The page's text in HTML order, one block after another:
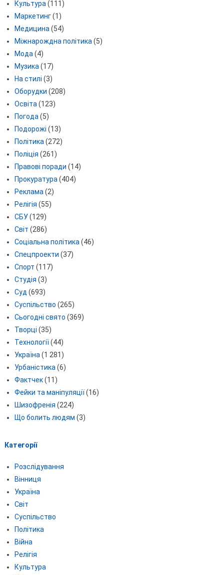
Культура (111)
Маркетинг(1)
Медицина (54)
Міжнарождна політика (5)
Мода (4)
Музика (17)
На стилі (3)
Оборудки (208)
Освіта (123)
Погода (5)
Подорожі (13)
Політика (272)
Поліція (261)
Правові поради (14)
Прокуратура (404)
Реклама (2)
Релігія (55)
СБУ(129)
Світ (286)
Соціальна політика (46)
Спецпроекти (37)
Спорт (117)
Студія (3)
Суд (693)
Суспільство (265)
Сьогодні свято (369)
Творці (35)
Технології(44)
Україна (1 281)
Урбаністика (6)
Фактчек(11)
Фейки та маніпуляції(16)
Шизофренія (224)
Що болить людям (3)
Категорії
Розслідування
Вінниця
Україна
Світ
Суспільство
Політика
Війна
Релігія
Культура